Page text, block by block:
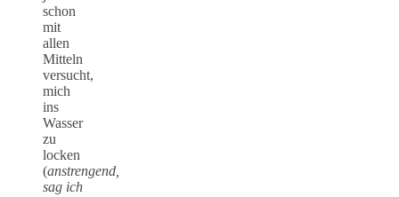
schon
mit
allen
Mitteln
versucht,
mich
ins
Wasser
zu
locken
(anstrengend,
sag ich